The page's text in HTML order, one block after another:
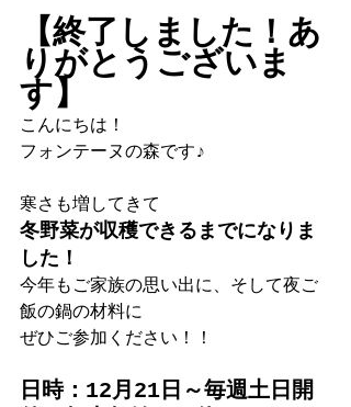
【終了しました！あ
りがとうございま
す】
こんにちは！
フォンテーヌの森です♪
寒さも増してきて
冬野菜が収穫できるまでになりま
した！
今年もご家族の思い出に、そして夜ご
飯の鍋の材料に
ぜひご参加ください！！
日時：12月21日～毎週土日開